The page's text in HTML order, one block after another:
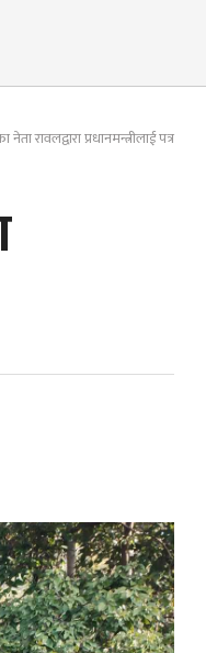
रावलद्वारा प्रधानमन्त्रीलाई पत्र